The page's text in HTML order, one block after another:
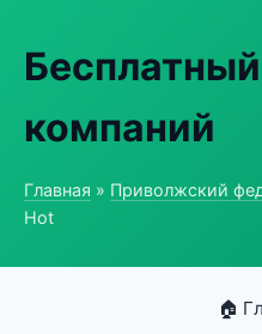
компаний
Главная » Приволжский
Hot
🏠